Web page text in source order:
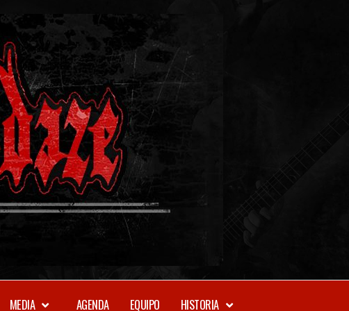
WEBZINE
MEDIA AGENDA EQUIPO HISTORIA